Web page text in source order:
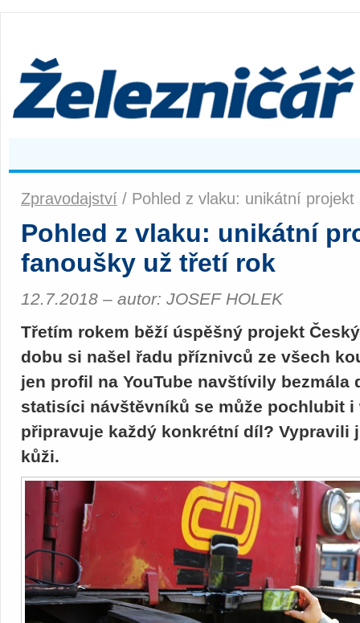
Zpravodajství / Pohled z vlaku: unikátní
Pohled z vlaku: unikátní
fanoušky už třetí rok
12.7.2018 – autor: JOSEF HOLEK
Třetím rokem běží úspěšný projekt
dobu si našel řadu příznivců ze všech
jen profil na YouTube navštívily
statisíci návštěvníků se může pochlubit i
připravuje každý konkrétní díl? Vypravili
kůži.